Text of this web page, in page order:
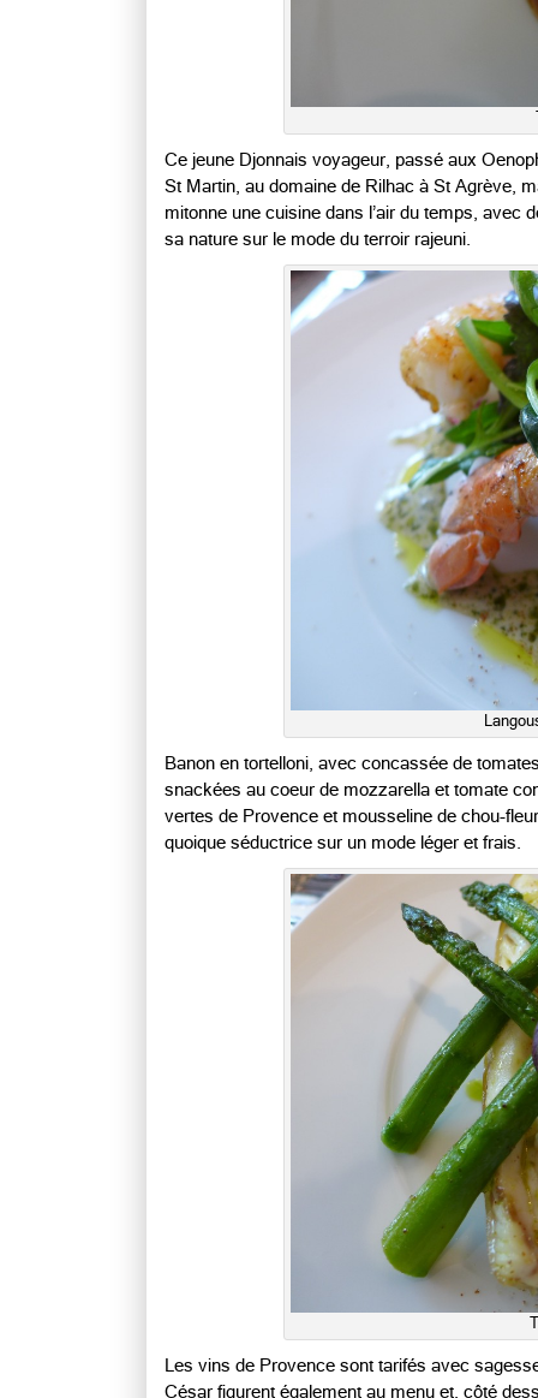
Ce jeune Djonnais voyageur, passé aux
St Martin, au domaine de Rilhac à St Agrève,
mitonne une cuisine dans l’air du temps, avec
sa nature sur le mode du terroir rajeuni.
Banon en tortelloni, avec concassée de
snackées au coeur de mozzarella et tomate
vertes de Provence et mousseline de chou-
quoique séductrice sur un mode léger et frais.
Les vins de Provence sont tarifés avec
César figurent également au menu et, côté